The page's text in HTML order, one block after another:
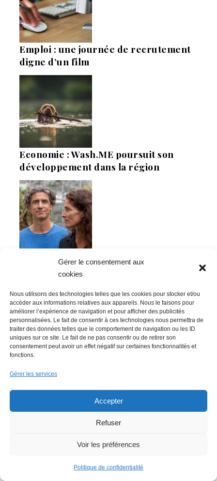
Gérer le consentement aux
cookies
Nous utilisons des technologies telles que les cookies pour stocker et/ou
accéder aux informations relatives aux appareils. Nous le faisons pour
améliorer l’expérience de navigation et pour afficher des publicités
personnalisées. Le fait de consentir à ces technologies nous permettra de
traiter des données telles que le comportement de navigation ou les ID
uniques sur ce site. Le fait de ne pas consentir ou de retirer son
consentement peut avoir un effet négatif sur certaines fonctionnalités et
fonctions.
Gérer les services
Accepter
Refuser
Voir les préférences
Politique de confidentialité
Emploi : une journée de recrutement
digne d’un film
Economie : Wash.ME poursuit son
développement dans la région
La Mer Salée, maison d’édition,
soutenue par 300 citoyens
production en France à Blain
Lire + d'infos éco